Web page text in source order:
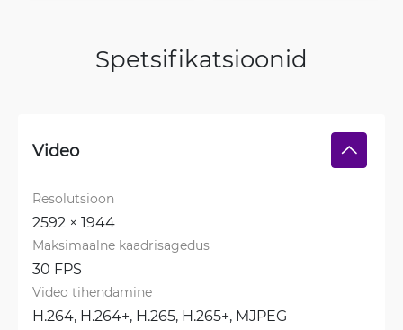
Spetsifikatsioonid
Video
Resolutsioon
2592 × 1944
Maksimaalne kaadrisagedus
30 FPS
Video tihendamine
H.264, H.264+, H.265, H.265+, MJPEG